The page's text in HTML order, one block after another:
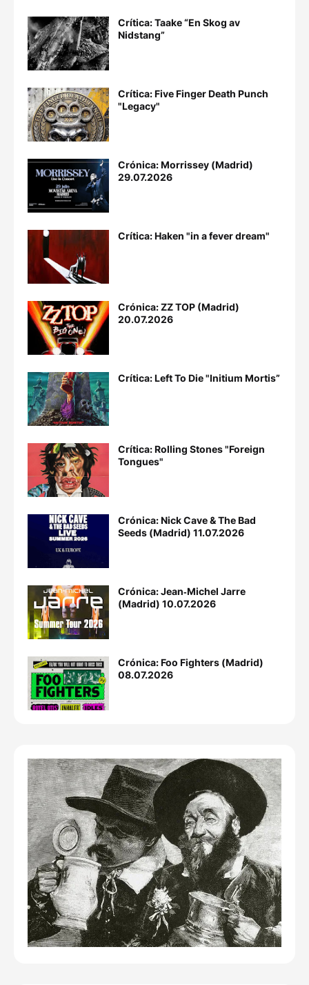
Crítica: Taake “En Skog av
Nidstang”
Crítica: Five Finger Death Punch
"Legacy"
Crónica: Morrissey (Madrid)
29.07.2026
Crítica: Haken "in a fever dream"
Crónica: ZZ TOP (Madrid)
20.07.2026
Crítica: Left To Die "Initium Mortis”
Crítica: Rolling Stones "Foreign
Tongues"
Crónica: Nick Cave & The Bad
Seeds (Madrid) 11.07.2026
Crónica: Jean‐Michel Jarre
(Madrid) 10.07.2026
Crónica: Foo Fighters (Madrid)
08.07.2026